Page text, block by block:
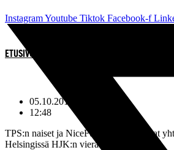
Mene
sisältöön
InstagramYoutube Tiktok Facebook-f
ETUSIVU
05.10.2012
12:48
TPS:n naiset ja NiceFutis Porista ottavat
Helsingissä HJK:n vieraana.